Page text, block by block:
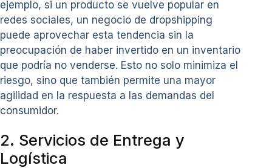
ejemplo, si un producto se vuelve popular en
redes sociales, un negocio de dropshipping
puede aprovechar esta tendencia sin la
preocupación de haber invertido en un inventario
que podría no venderse. Esto no solo minimiza el
riesgo, sino que también permite una mayor
agilidad en la respuesta a las demandas del
consumidor.
2. Servicios de Entrega y
Logística